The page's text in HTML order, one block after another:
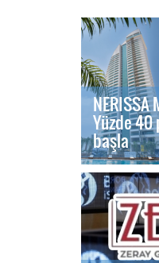
NERISSA
Yüzde
başla